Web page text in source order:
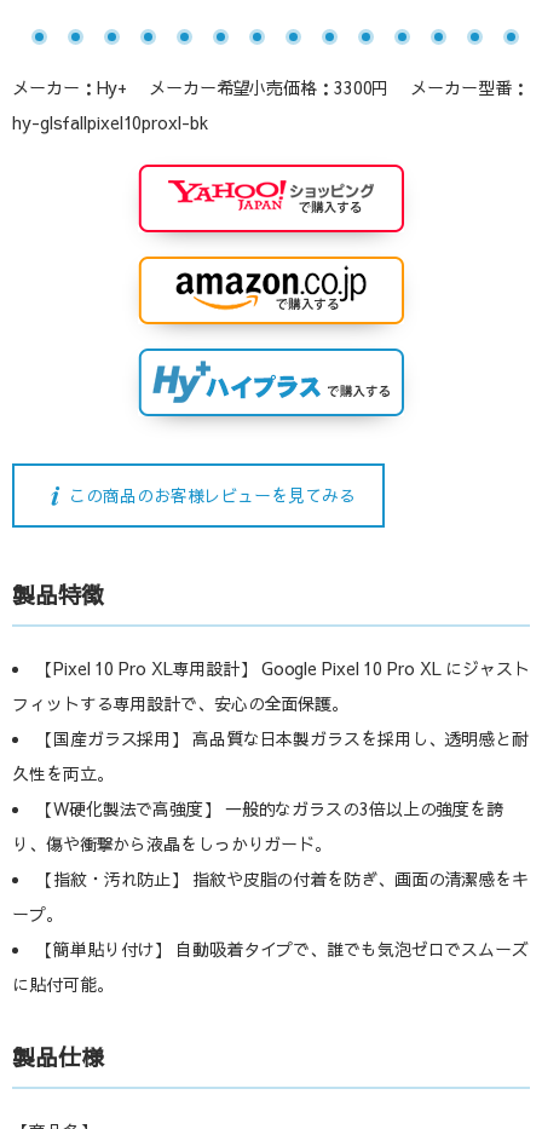
メーカー：Hy+ メーカー希望小売価格：3300円 メーカー型番：
hy-glsfallpixel10proxl-bk
この商品のお客様レビューを見てみる
製品特徴
【Pixel 10 Pro XL専用設計】 Google Pixel 10 Pro XL にジャスト
フィットする専用設計で、安心の全面保護。
【国産ガラス採用】 高品質な日本製ガラスを採用し、透明感と耐
久性を両立。
【W硬化製法で高強度】 一般的なガラスの3倍以上の強度を誇
り、傷や衝撃から液晶をしっかりガード。
【指紋・汚れ防止】 指紋や皮脂の付着を防ぎ、画面の清潔感をキ
ープ。
【簡単貼り付け】 自動吸着タイプで、誰でも気泡ゼロでスムーズ
に貼付可能。
製品仕様